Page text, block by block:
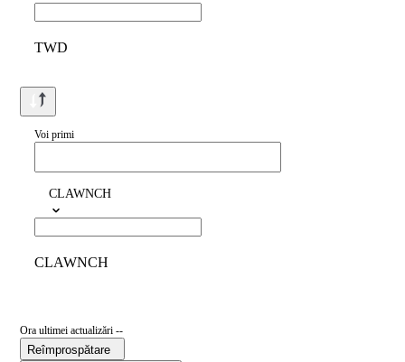
TWD
Voi primi
CLAWNCH
CLAWNCH
Ora ultimei actualizări --
Reîmprospătare